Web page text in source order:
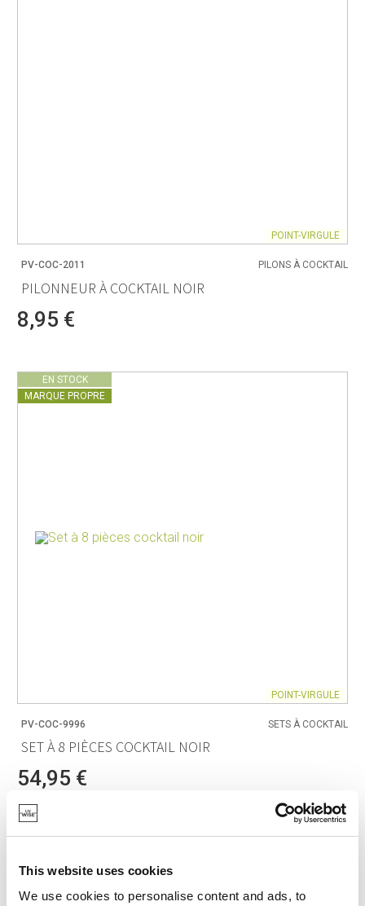
This website uses cookies
We use cookies to personalise content and ads, to
POINT-VIRGULE
PV-COC-2011 PILONS À COCKTAIL
PILONNEUR À COCKTAIL NOIR
8,95 €
EN STOCK
MARQUE PROPRE
POINT-VIRGULE
PV-COC-9996 SETS À COCKTAIL
SET À 8 PIÈCES COCKTAIL NOIR
54,95 €
EN STOCK